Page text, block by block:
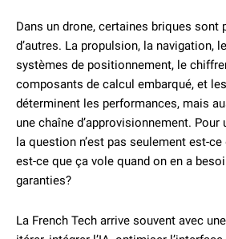
Dans un drone, certaines briques sont
d’autres. La propulsion, la navigation,
systèmes de positionnement, le
composants de calcul embarqué, et
déterminent les performances, mais
une chaîne d’approvisionnement. Pour
la question n’est pas seulement est-ce
est-ce que ça vole quand on en a
garanties?
La French Tech arrive souvent avec